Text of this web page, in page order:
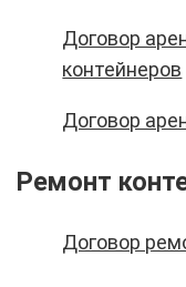
Договор
контейнеров
Договор
Ремонт
Договор